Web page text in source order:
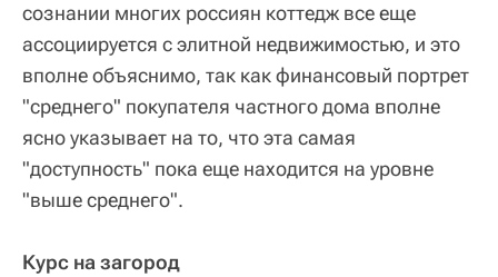
сознании многих россиян коттедж все еще
ассоциируется с элитной недвижимостью, и это
вполне объяснимо, так как финансовый портрет
"среднего" покупателя частного дома вполне
ясно указывает на то, что эта самая
"доступность" пока еще находится на уровне
"выше среднего".
Курс на загород